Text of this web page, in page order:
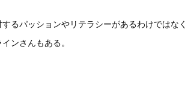
るパッションやリテラシーがあるわけではなく
ンさんもある。